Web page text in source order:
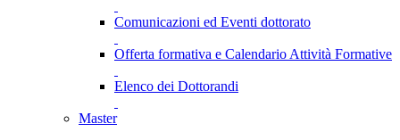
Comunicazioni ed Eventi dottorato
Offerta formativa e Calendario Attività Formative
Elenco dei Dottorandi
Master